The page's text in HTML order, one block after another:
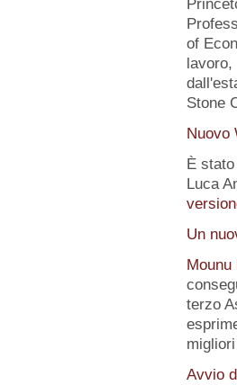
of
lavoro,
Stone
Nuovo
È
Luca
Un
terzo
Avvio